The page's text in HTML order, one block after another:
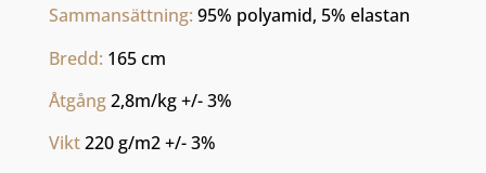
Sammansättning: 95% polyamid, 5% elastan
Bredd: 165 cm
Åtgång 2,8m/kg +/- 3%
Vikt 220 g/m2 +/- 3%